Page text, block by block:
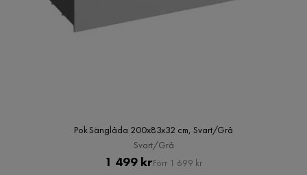
Pok Sänglåda 200x83x32 cm, Svart/Grå
Svart/Grå
Pris
1 499 krOriginal
Förr 1 699 kr